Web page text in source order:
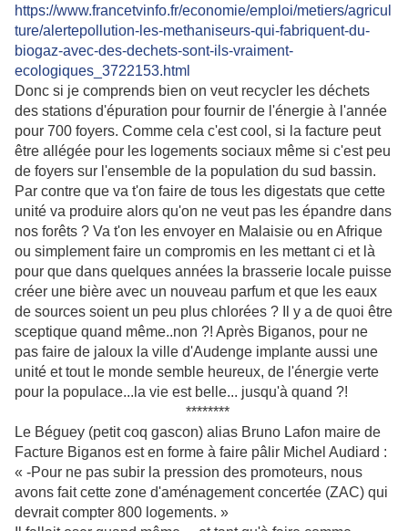
https://www.francetvinfo.fr/economie/emploi/metiers/agricul
ture/alertepollution-les-methaniseurs-qui-fabriquent-du-
biogaz-avec-des-dechets-sont-ils-vraiment-
ecologiques_3722153.html
Donc si je comprends bien on veut recycler les déchets
des stations d'épuration pour fournir de l'énergie à l'année
pour 700 foyers. Comme cela c'est cool, si la facture peut
être allégée pour les logements sociaux même si c'est peu
de foyers sur l'ensemble de la population du sud bassin.
Par contre que va t'on faire de tous les digestats que cette
unité va produire alors qu'on ne veut pas les épandre dans
nos forêts ? Va t'on les envoyer en Malaisie ou en Afrique
ou simplement faire un compromis en les mettant ci et là
pour que dans quelques années la brasserie locale puisse
créer une bière avec un nouveau parfum et que les eaux
de sources soient un peu plus chlorées ? Il y a de quoi être
sceptique quand même..non ?! Après Biganos, pour ne
pas faire de jaloux la ville d'Audenge implante aussi une
unité et tout le monde semble heureux, de l'énergie verte
pour la populace...la vie est belle... jusqu'à quand ?!
********
Le Béguey (petit coq gascon) alias Bruno Lafon maire de
Facture Biganos est en forme à faire pâlir Michel Audiard :
« -Pour ne pas subir la pression des promoteurs, nous
avons fait cette zone d'aménagement concertée (ZAC) qui
devrait compter 800 logements. »